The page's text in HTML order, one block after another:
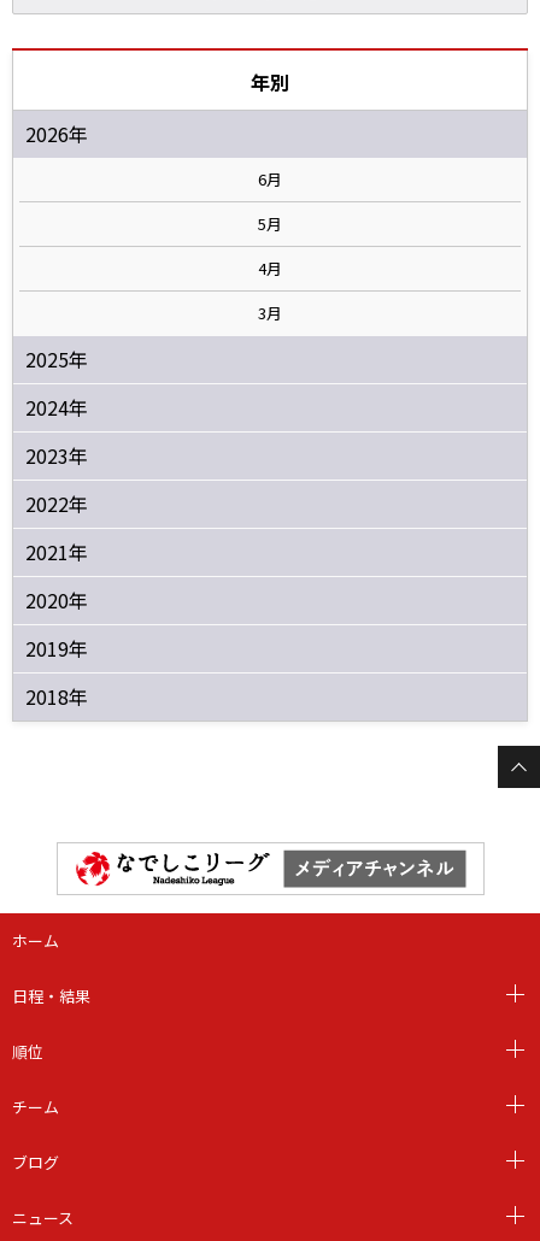
年別
2026年
6月
5月
4月
3月
2025年
2024年
2023年
2022年
2021年
2020年
2019年
2018年
ホーム
日程・結果
順位
チーム
ブログ
ニュース